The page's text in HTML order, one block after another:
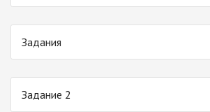
Задания
Задание 2